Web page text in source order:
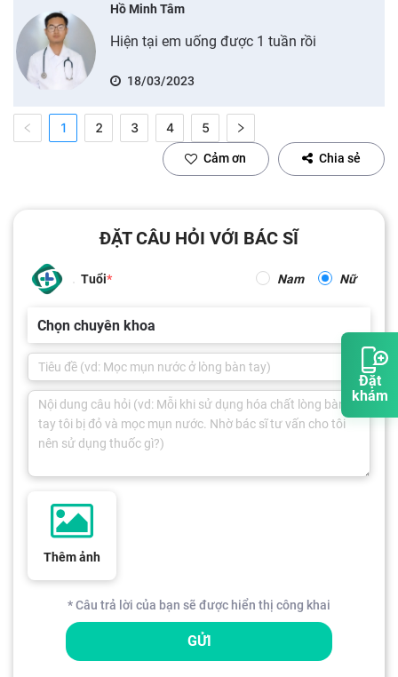
Đặt
khám
Hồ Minh Tâm
Hiện tại em uống được 1 tuần rồi
18/03/2023
1 2 3 4 5
Cảm ơn Chia sẻ
ĐẶT CÂU HỎI VỚI BÁC SĨ
Tuổi Nam Nữ
Chọn chuyên khoa
Thêm ảnh
* Câu trả lời của bạn sẽ được hiển thị công khai
GỬI